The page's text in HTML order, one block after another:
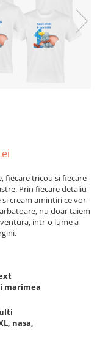
fiecare tricou si fiecare
Prin fiecare detaliu
cream amintiri ce vor
nu doar taiem
intr-o lume a
marimea
nasa,